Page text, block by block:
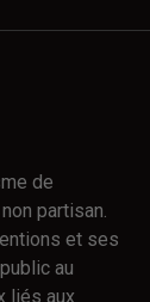
de
partisan.
et ses
au
liés aux